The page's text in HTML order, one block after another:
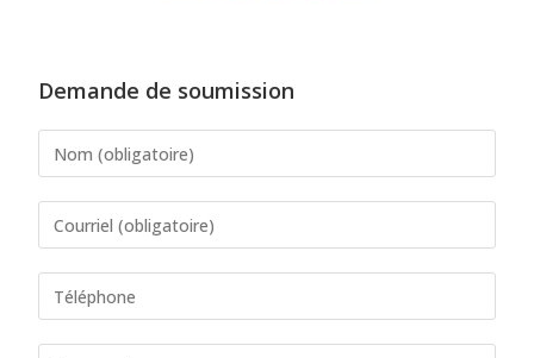
Demande de soumission